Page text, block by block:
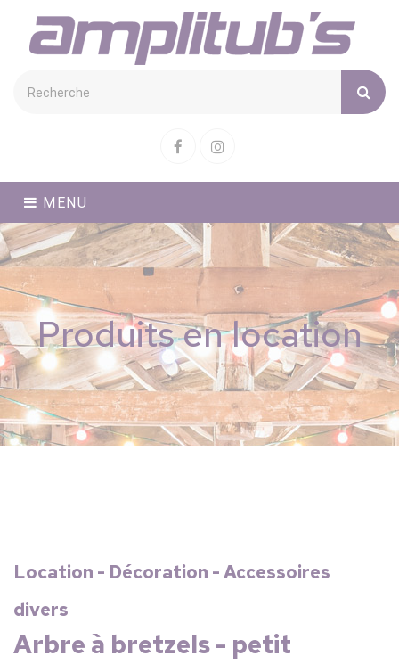
FacebookInstagram
MENU
Produits en location
Location - Décoration - Accessoires
divers
Arbre à bretzels - petit
Cookies management panel